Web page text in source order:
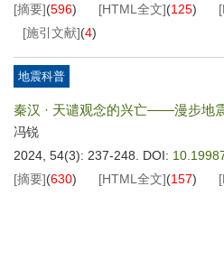
[摘要](596) [HTML全文](125)
[施引文献](4)
地震科普
秦汉 · 天谴观念的兴亡——漫步地
冯锐
2024, 54(3): 237-248.
DOI:
[摘要](630) [HTML全文](157)